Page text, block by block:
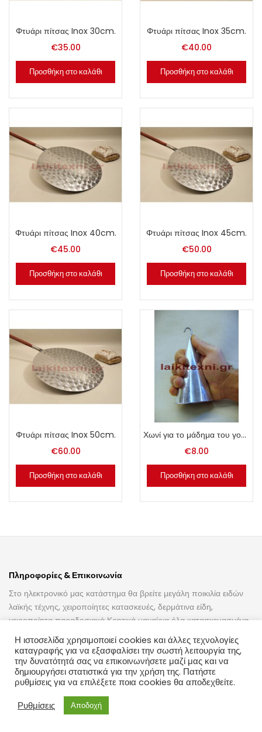
0
Φτυάρι πίτσας Inox 30cm.
€35.00
Προσθήκη στο καλάθι
Φτυάρι πίτσας Inox 35cm.
€40.00
Προσθήκη στο καλάθι
Φτυάρι πίτσας Inox 40cm.
€45.00
Προσθήκη στο καλάθι
Φτυάρι πίτσας Inox 45cm.
€50.00
Προσθήκη στο καλάθι
Φτυάρι πίτσας Inox 50cm.
€60.00
Προσθήκη στο καλάθι
Χωνί για το μάδημα του γουρουνιού.
€8.00
Προσθήκη στο καλάθι
Πληροφορίες & Επικοινωνία
Στο ηλεκτρονικό μας κατάστημα θα βρείτε μεγάλη ποικιλία ειδών
λαϊκής τέχνης, χειροποίητες κατασκευές, δερμάτινα είδη,
χειροποίητα παραδοσιακά Κρητικά μαχαίρια όλα κατασκευασμένα
με μεράκι και αγάπη, καθώς επίσης εργαλεία για τον γεωργό τον
κτηνοτρόφο, τον οινοπαραγωγό, τον κρεοπώλη.
Διεύθυνση:Τυλίσσου 1, 71201 – Ηράκλειο
Τηλέφωνο: 0030 2810288485
Η ιστοσελίδα χρησιμοποιεί cookies και άλλες τεχνολογίες
καταγραφής για να εξασφαλίσει την σωστή λειτουργία της,
την δυνατότητά σας να επικοινωνήσετε μαζί μας και να
δημιουργήσει στατιστικά για την χρήση της. Πατήστε
ρυθμίσεις για να επιλέξετε ποια cookies θα αποδεχθείτε.
Ρυθμίσεις
Αποδοχή